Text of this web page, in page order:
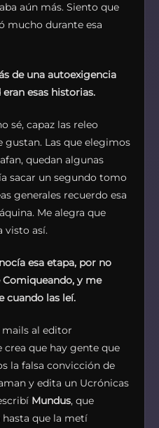
aún más. Siento que
mucho durante esa
de una autoexigencia
esas historias.
sé, capaz las releo
Las que elegimos
quedan algunas
sacar un segundo tomo
generales recuerdo esa
Me alegra que
visto así.
esa etapa, por no
Comiqueando, y me
cuando las leí.
mails al editor
crea que hay gente que
la falsa convicción de
y edita un Ucrónicas
Mundus, que
que la metí